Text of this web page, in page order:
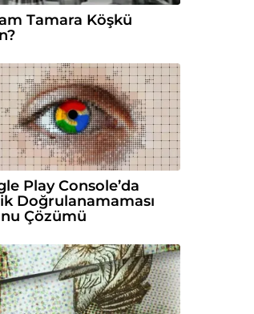
Tamara Köşkü
Play Console’da
Doğrulanamaması
Çözümü